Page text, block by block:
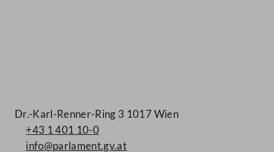
Dr.-Karl-Renner-Ring 3 1017 Wien
+43 1 401 10-0
info@parlament.gv.at